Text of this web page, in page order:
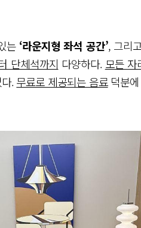
는 ‘라운지형 좌석 공간’, 그리
단체석까지 다양하다. 모든 자
.무료로 제공되는 음료덕분에